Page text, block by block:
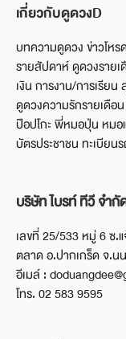
เกี่ยวกับดูดวงD
บทความดูดวง ข่าวโห
รายสัปดาห์ ดูดวงราย
เงิน การงาน/การเรีย
ดูดวงความรักรายเดือ
ป๊อปโกะ พี่หมอปุ่น หมอ
บัตรประชาชน ทะเบีย
บริษัท ไบรท์ ทีวี จำกั
เลขที่ 25/533 หมู่ 6 ซ.
ตลาด อ.ปากเกร็ด จ.น
อีเมล์ :
โทร. 02 583 9595